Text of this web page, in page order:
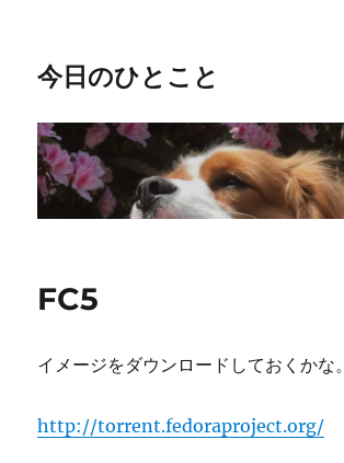
今日のひとこと
FC5
イメージをダウンロードしておくかな。
http://torrent.fedoraproject.org/